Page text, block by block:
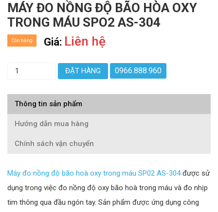
MÁY ĐO NỒNG ĐỘ BÃO HÒA OXY
TRONG MÁU SPO2 AS-304
Giá: Liên hệ
Còn hàng
ĐẶT HÀNG 0966.888.960
Thông tin sản phẩm
Hướng dẫn mua hàng
Chính sách vận chuyển
Máy đo nồng độ bão hoà oxy trong máu SP02 AS-304được sử
dụng trong việc đo nồng độ oxy bão hoà trong máu và đo nhịp
tim thông qua đầu ngón tay. Sản phẩm được ứng dụng công